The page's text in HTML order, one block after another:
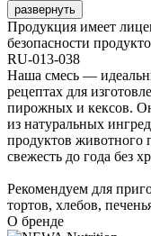
развернуть
Продукция имеет
безопасности
RU-013-038
Наша смесь —
рецептах для
пирожных и кексов.
из натуральных
продуктов животного
свежесть до года без
Рекомендуем для
тортов, хлебов,
О бренде